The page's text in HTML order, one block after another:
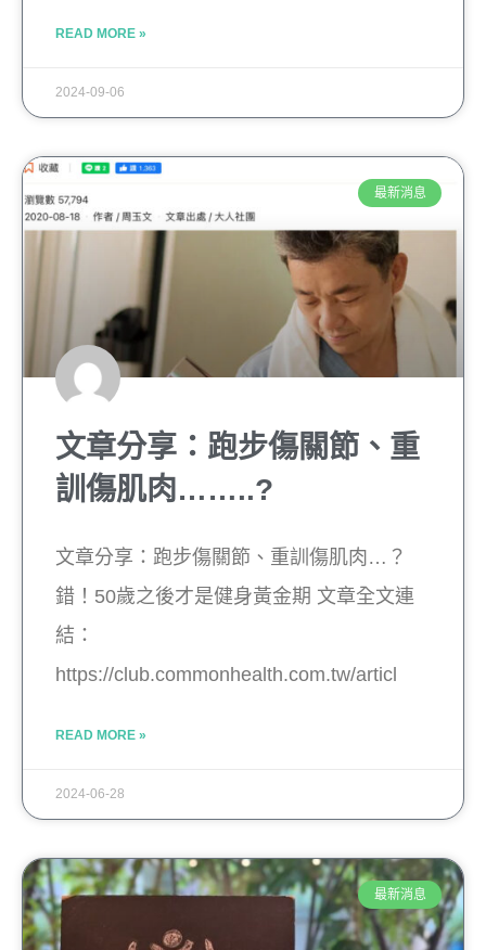
READ MORE »
2024-09-06
最新消息
文章分享：跑步傷關節、重
訓傷肌肉……..?
文章分享：跑步傷關節、重訓傷肌肉…？
錯！50歲之後才是健身黃金期 文章全文連
結：
https://club.commonhealth.com.tw/articl
READ MORE »
2024-06-28
最新消息